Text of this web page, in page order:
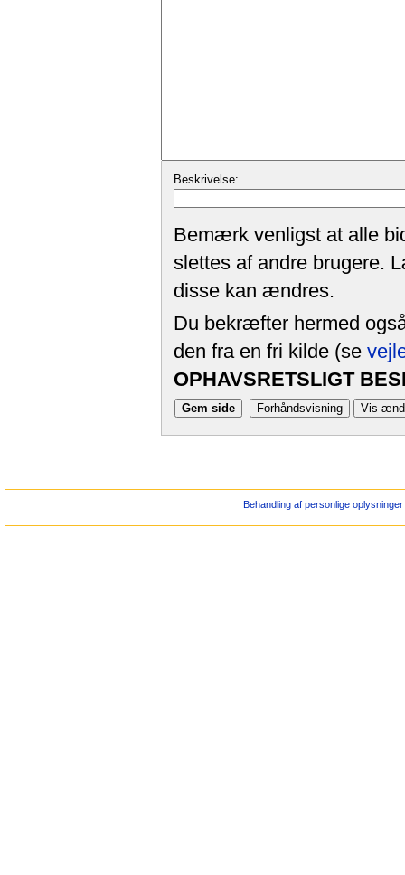
Beskrivelse:
Bemærk venligst at alle
slettes af andre brugere.
disse kan ændres.
Du bekræfter hermed
den fra en fri kilde (se
OPHAVSRETSLIGT
Behandling af personlige oplysninger